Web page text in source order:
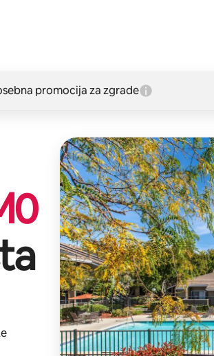
promocija za zgrade
0